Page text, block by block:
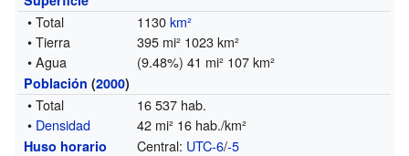
• Total 1130km²
• Tierra
395 mi² 1023 km²
• Agua
(9.48%) 41 mi² 107 km²
Población (2000)
• Total
16 537 hab.
• Densidad 42 mi² 16 hab./km²
Huso horario Central: UTC-6/-5